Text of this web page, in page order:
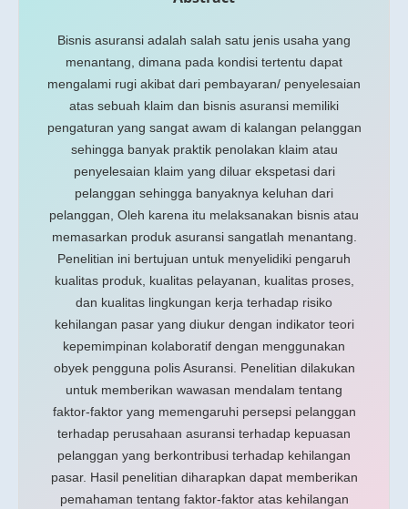
Bisnis asuransi adalah salah satu jenis usaha yang
menantang, dimana pada kondisi tertentu dapat
mengalami rugi akibat dari pembayaran/ penyelesaian
atas sebuah klaim dan bisnis asuransi memiliki
pengaturan yang sangat awam di kalangan pelanggan
sehingga banyak praktik penolakan klaim atau
penyelesaian klaim yang diluar ekspetasi dari
pelanggan sehingga banyaknya keluhan dari
pelanggan, Oleh karena itu melaksanakan bisnis atau
memasarkan produk asuransi sangatlah menantang.
Penelitian ini bertujuan untuk menyelidiki pengaruh
kualitas produk, kualitas pelayanan, kualitas proses,
dan kualitas lingkungan kerja terhadap risiko
kehilangan pasar yang diukur dengan indikator teori
kepemimpinan kolaboratif dengan menggunakan
obyek pengguna polis Asuransi. Penelitian dilakukan
untuk memberikan wawasan mendalam tentang
faktor-faktor yang memengaruhi persepsi pelanggan
terhadap perusahaan asuransi terhadap kepuasan
pelanggan yang berkontribusi terhadap kehilangan
pasar. Hasil penelitian diharapkan dapat memberikan
pemahaman tentang faktor-faktor atas kehilangan